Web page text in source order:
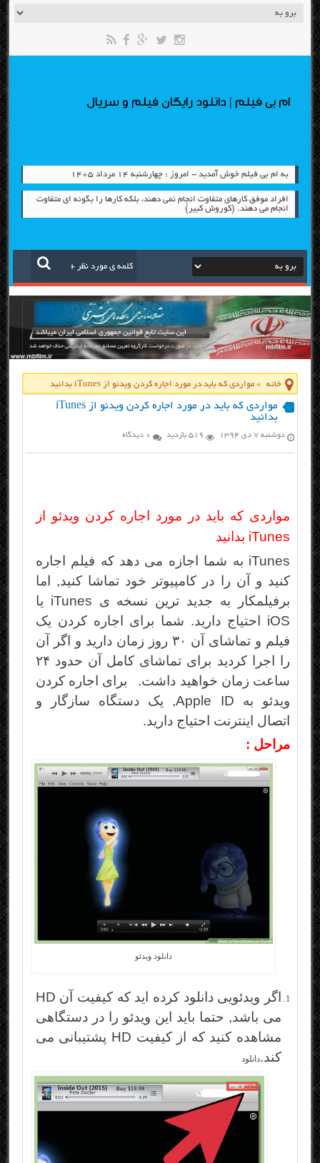
ام بی فیلم | دانلود رایگان فیلم و سریال
به ام بی فیلم خوش آمدید - امروز : چهارشنبه ۱۴ مرداد ۱۴۰۵
افراد موفق کارهای متفاوت انجام نمی دهند، بلکه کارها را بگونه ای متفاوت
انجام می دهند. (کوروش کبیر)
خانه »مواردی که باید در مورد اجاره کردن ویدئو از iTunes بدانید
مواردی که باید در مورد اجاره کردن ویدئو از iTunes
بدانید
دوشنبه ۷ دی ۱۳۹۴ 519 بازدید 0 دیدگاه
مواردی که باید در مورد اجاره کردن ویدئو از
iTunes بدانید
iTunes به شما اجازه می دهد که فیلم اجاره
کنید و آن را در کامپیوتر خود تماشا کنید, اما
بر فیلم
کار به جدید ترین نسخه ی iTunes یا
iOS احتیاج دارید. شما برای اجاره کردن یک
فیلم و تماشای آن ۳۰ روز زمان دارید و اگر آن
را اجرا کردید برای تماشای کامل آن حدود ۲۴
ساعت زمان خواهید داشت. برای اجاره کردن
ویدئو به Apple ID, یک دستگاه سازگار و
اتصال اینترنت احتیاج دارید.
مراحل :
دانلود ویدئو
اگر ویدئویی دانلود کرده اید که کیفیت آن HD
می باشد, حتما باید این ویدئو را در دستگاهی
مشاهده کنید که از کیفیت HD پشتیبانی می
کند.دانلود